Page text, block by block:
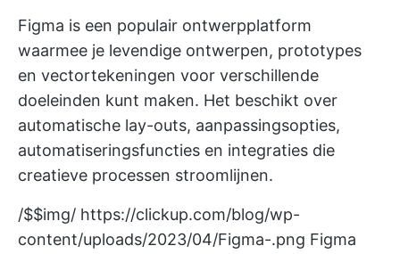
Figma is een populair ontwerpplatform
waarmee je levendige ontwerpen, prototypes
en vectortekeningen voor verschillende
doeleinden kunt maken. Het beschikt over
automatische lay-outs, aanpassingsopties,
automatiseringsfuncties en integraties die
creatieve processen stroomlijnen.
/$$img/ https://clickup.com/blog/wp-
content/uploads/2023/04/Figma-.png Figma